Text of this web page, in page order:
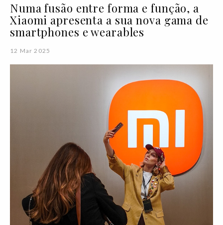
Numa fusão entre forma e função, a
Xiaomi apresenta a sua nova gama de
smartphones e wearables
12 Mar 2025